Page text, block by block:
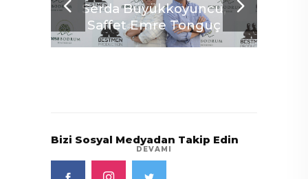
Serda Büyükkoyuncu,
Saffet Emre Tonguç
DEVAMI
Bizi Sosyal Medyadan Takip Edin